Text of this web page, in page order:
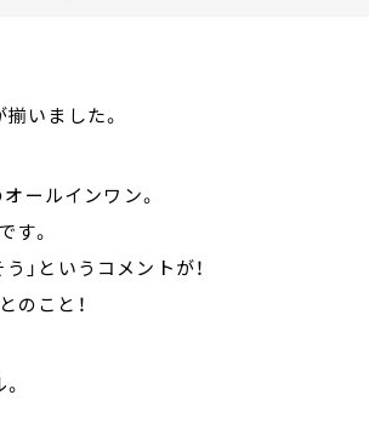
いました。
ールインワン。
す。
」というコメントが！
のこと！